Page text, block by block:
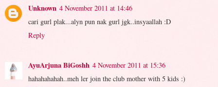
Unknown 4 November 2011 at 14:46
cari gurl plak...alyn pun nak gurl jgk..insyaallah :D
Reply
AyuArjuna BiGoshh 4 November 2011 at 15:36
hahahahahah..meh ler join the club mother with 5 kids :)